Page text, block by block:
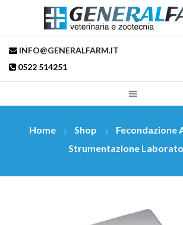
INFO@GENERALFARM.IT
0522 514251
Home Shop
Fecondazione
Strumentazione